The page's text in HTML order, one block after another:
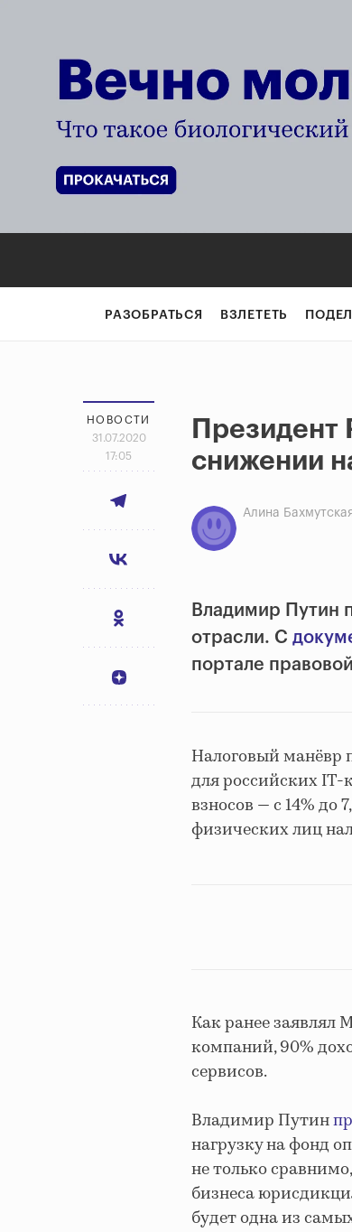
РАЗОБРАТЬСЯ ВЗЛЕТЕТЬ
НОВОСТИ
31.07.2020
17:05
Президент
снижении
Алина Бахмутская
Владимир Путин
отрасли. С
портале
Налоговый манёвр
для российских IT-
взносов — с 14%
физических лиц
Как ранее
компаний, 90%
сервисов.
Владимир Путин
нагрузку на фонд
не только
бизнеса
будет одна из